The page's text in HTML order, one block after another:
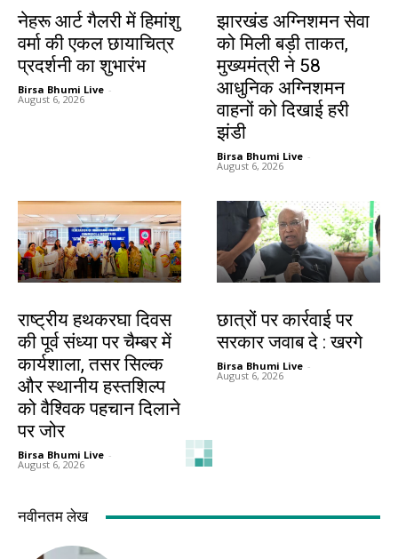
नेहरू आर्ट गैलरी में हिमांशु
वर्मा की एकल छायाचित्र
प्रदर्शनी का शुभारंभ
Birsa Bhumi Live -
August 6, 2026
झारखंड अग्निशमन सेवा
को मिली बड़ी ताकत,
मुख्यमंत्री ने 58
आधुनिक अग्निशमन
वाहनों को दिखाई हरी
झंडी
Birsa Bhumi Live -
August 6, 2026
राष्ट्रीय हथकरघा दिवस
की पूर्व संध्या पर चैम्बर में
कार्यशाला, तसर सिल्क
और स्थानीय हस्तशिल्प
को वैश्विक पहचान दिलाने
पर जोर
Birsa Bhumi Live -
August 6, 2026
छात्रों पर कार्रवाई पर
सरकार जवाब दे : खरगे
Birsa Bhumi Live -
August 6, 2026
नवीनतम लेख